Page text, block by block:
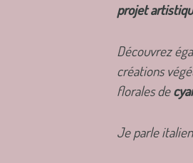
projet
Découvrez
créations
florales de
Je parle